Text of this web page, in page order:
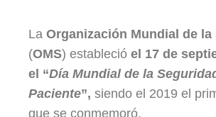
La Organización Mundial de la
(OMS) estableció el 17 de
el “Día Mundial de la
Paciente”, siendo el 2019 el
que se conmemoró.